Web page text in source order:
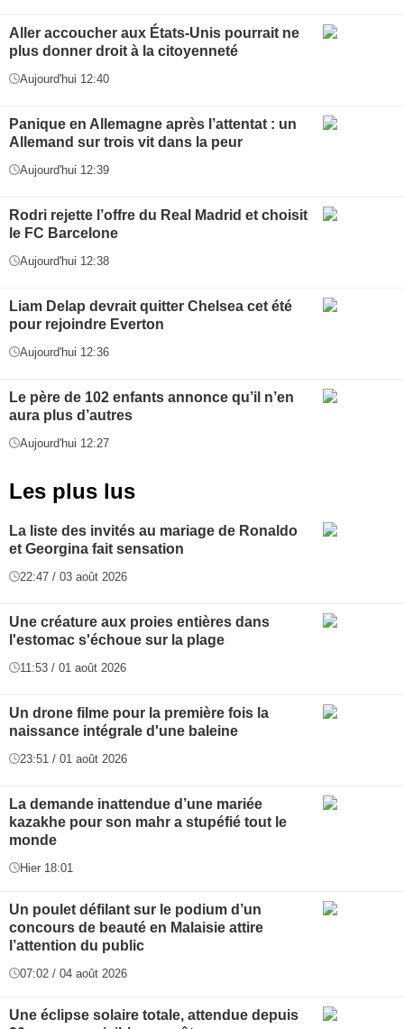
Aller accoucher aux États-Unis pourrait ne
plus donner droit à la citoyenneté
Aujourd'hui 12:40
Panique en Allemagne après l’attentat : un
Allemand sur trois vit dans la peur
Aujourd'hui 12:39
Rodri rejette l’offre du Real Madrid et choisit
le FC Barcelone
Aujourd'hui 12:38
Liam Delap devrait quitter Chelsea cet été
pour rejoindre Everton
Aujourd'hui 12:36
Le père de 102 enfants annonce qu’il n’en
aura plus d’autres
Aujourd'hui 12:27
Les plus lus
La liste des invités au mariage de Ronaldo
et Georgina fait sensation
22:47 / 03 août 2026
Une créature aux proies entières dans
l'estomac s'échoue sur la plage
11:53 / 01 août 2026
Un drone filme pour la première fois la
naissance intégrale d'une baleine
23:51 / 01 août 2026
La demande inattendue d’une mariée
kazakhe pour son mahr a stupéfié tout le
monde
Hier 18:01
Un poulet défilant sur le podium d’un
concours de beauté en Malaisie attire
l’attention du public
07:02 / 04 août 2026
Une éclipse solaire totale, attendue depuis